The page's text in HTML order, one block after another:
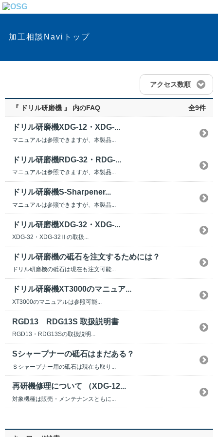
加工相談Naviトップ
アクセス数順
『 ドリル研磨機 』 内のFAQ 全9件
ドリル研磨機XDG-12・XDG-...
マニュアルは参照できますが、本製品...
ドリル研磨機RDG-32・RDG-...
マニュアルは参照できますが、本製品...
ドリル研磨機S-Sharpener...
マニュアルは参照できますが、本製品...
ドリル研磨機XDG-32・XDG-...
XDG-32・XDG-32Ⅱの取扱...
ドリル研磨機の砥石を注文するためには？
ドリル研磨機の砥石は現在も注文可能...
ドリル研磨機XT3000のマニュア...
XT3000のマニュアルは参照可能...
RGD13 RDG13S 取扱説明書
RGD13・RDG13Sの取扱説明...
Sシャープナーの砥石はまだある？
Ｓシャープナー用の砥石は現在も取り...
再研機修理について （XDG-12...
対象機種は販売・メンテナンスともに...